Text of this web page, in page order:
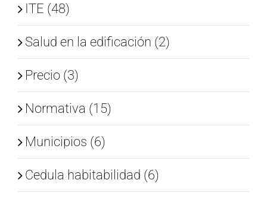
ITE (48)
Salud en la edificación (2)
Precio (3)
Normativa (15)
Municipios (6)
Cedula habitabilidad (6)